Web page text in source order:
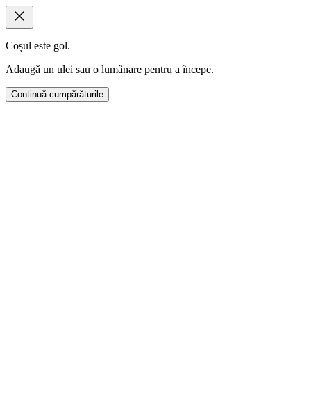
Coșul este gol.
Adaugă un ulei sau o lumânare pentru a începe.
Continuă cumpărăturile